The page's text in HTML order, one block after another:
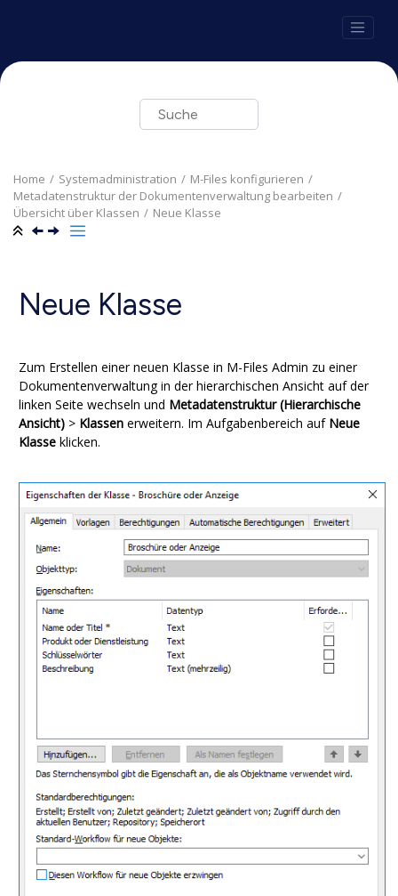
Home Systemadministration M-Files konfigurieren
Metadatenstruktur der Dokumentenverwaltung bearbeiten
Übersicht über Klassen
Neue Klasse
Neue Klasse
Zum Erstellen einer neuen Klasse in M-Files Admin zu einer
Dokumentenverwaltung in der hierarchischen Ansicht auf der
linken Seite wechseln und Metadatenstruktur (Hierarchische
Ansicht) > Klassen erweitern. Im Aufgabenbereich auf Neue
Klasse klicken.